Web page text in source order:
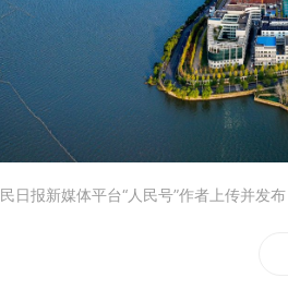
日报新媒体平台“人民号”作者上传并发